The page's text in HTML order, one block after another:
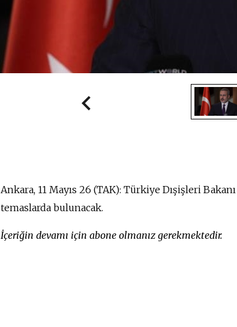
Ankara, 11 Mayıs 26 (TAK): Türkiye Dışişleri
temaslarda bulunacak.
İçeriğin devamı için abone olmanız gerekmektedir.